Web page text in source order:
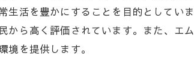
実現可能な理想の
お客様とのコミ
生活を豊かにすることを目的としてい
から高く評価されています。また、エ
境を提供します。